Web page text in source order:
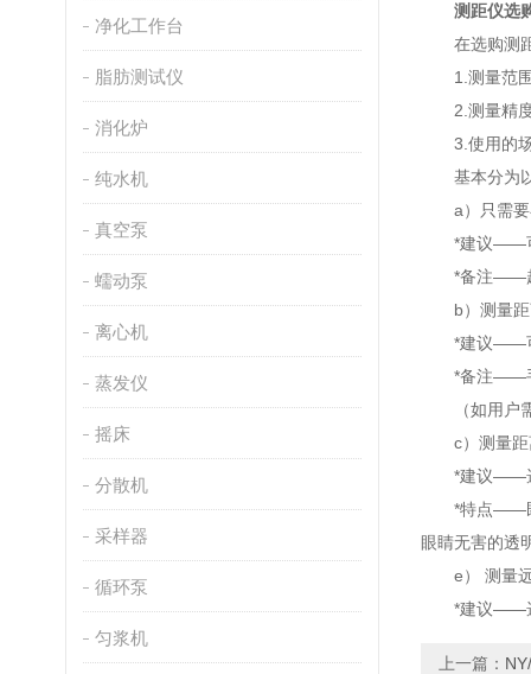
净化工作台
脂肪测试仪
消化炉
纯水机
真空泵
蠕动泵
离心机
蒸发仪
摇床
分散机
采样器
循环泵
匀浆机
测距仪选
在选购测距
1.测量范
2.测量精
3.使用的
基本分为以
a）只需要
*建议——可
*备注——超声
b）测量距
*建议——可
*备注——手
（如用户需
c）测量距
*建议——选
*特点——既是
眼睛无害的透
e） 测量远
*建议——选
上一篇：